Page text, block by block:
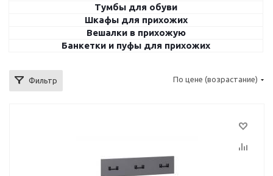
Тумбы для обуви
Шкафы для прихожих
Вешалки в прихожую
Банкетки и пуфы для прихожих
Фильтр По цене (возрастание)